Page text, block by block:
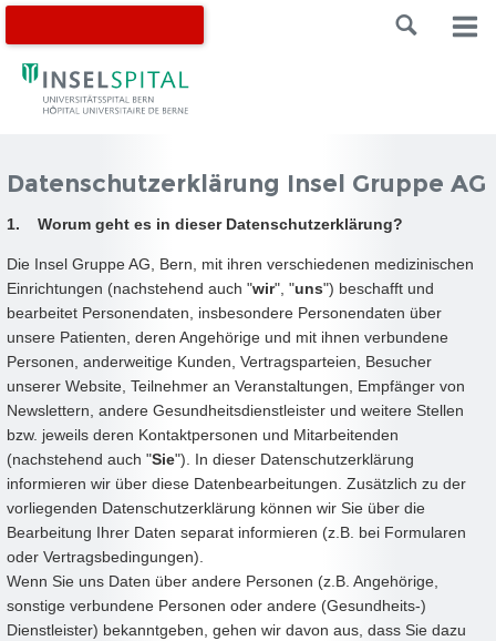
Datenschutzerklärung Insel Gruppe AG
1. Worum geht es in dieser Datenschutzerklärung?
Die Insel Gruppe AG, Bern, mit ihren verschiedenen medizinischen
Einrichtungen (nachstehend auch "wir", "uns") beschafft und
bearbeitet Personendaten, insbesondere Personendaten über
unsere Patienten, deren Angehörige und mit ihnen verbundene
Personen, anderweitige Kunden, Vertragsparteien, Besucher
unserer Website, Teilnehmer an Veranstaltungen, Empfänger von
Newslettern, andere Gesundheitsdienstleister und weitere Stellen
bzw. jeweils deren Kontaktpersonen und Mitarbeitenden
(nachstehend auch "Sie"). In dieser Datenschutzerklärung
informieren wir über diese Datenbearbeitungen. Zusätzlich zu der
vorliegenden Datenschutzerklärung können wir Sie über die
Bearbeitung Ihrer Daten separat informieren (z.B. bei Formularen
oder Vertragsbedingungen).
Wenn Sie uns Daten über andere Personen (z.B. Angehörige,
sonstige verbundene Personen oder andere (Gesundheits-)
Dienstleister) bekanntgeben, gehen wir davon aus, dass Sie dazu